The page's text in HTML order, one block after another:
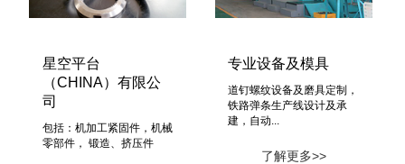
星空平台
（CHINA）有限公
司
包括：机加工紧固件，机械
零部件， 锻造、挤压件
专业设备及模具
道钉螺纹设备及磨具定制，
铁路弹条生产线设计及承
建，自动...
了解更多>>